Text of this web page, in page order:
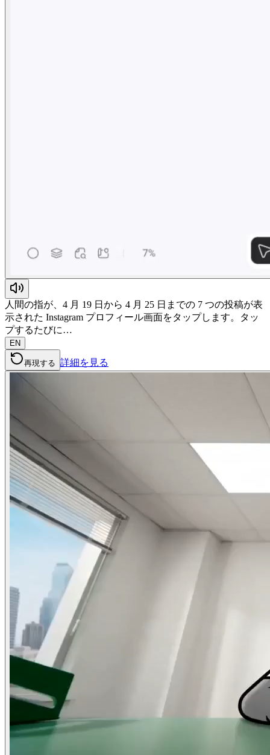
人間の指が、4 月 19 日から 4 月 25 日までの 7 つの投稿が表
示された Instagram プロフィール画面をタップします。タッ
プするたびに…
EN
再現する 詳細を見る